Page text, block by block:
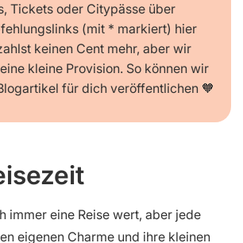
Tickets oder Citypässe über
(mit * markiert) hier
keinen Cent mehr, aber wir
kleine Provision. So können wir
für dich veröffentlichen 🧡
immer eine Reise wert, aber jede
eigenen Charme und ihre kleinen